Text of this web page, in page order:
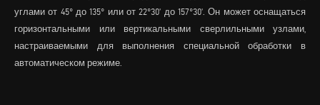
углами от 45° до 135° или от 22°30’ до 157°30’. Он может оснащаться
горизонтальными или вертикальными сверлильными узлами,
настраиваемыми для выполнения специальной обработки в
автоматическом режиме.